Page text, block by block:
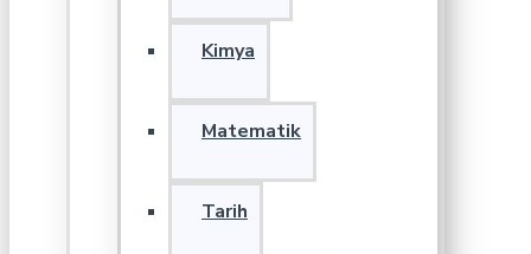
Kimya
Matematik
Tarih